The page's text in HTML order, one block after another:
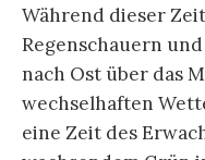
Während dieser
Regenschauern
nach Ost über das
wechselhaften
eine Zeit des